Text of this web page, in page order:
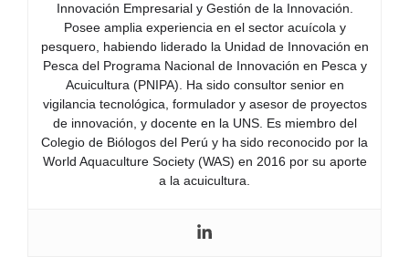
Innovación Empresarial y Gestión de la Innovación.
Posee amplia experiencia en el sector acuícola y
pesquero, habiendo liderado la Unidad de Innovación en
Pesca del Programa Nacional de Innovación en Pesca y
Acuicultura (PNIPA). Ha sido consultor senior en
vigilancia tecnológica, formulador y asesor de proyectos
de innovación, y docente en la UNS. Es miembro del
Colegio de Biólogos del Perú y ha sido reconocido por la
World Aquaculture Society (WAS) en 2016 por su aporte
a la acuicultura.